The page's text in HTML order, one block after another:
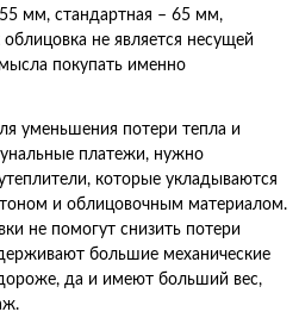
мм, стандартная – 65 мм,
не является несущей
покупать именно
уменьшения потери тепла и
платежи, нужно
которые укладываются
и облицовочным материалом.
не помогут снизить потери
большие механические
да и имеют больший вес,